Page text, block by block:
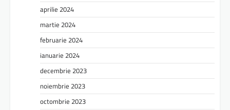
aprilie 2024
martie 2024
februarie 2024
ianuarie 2024
decembrie 2023
noiembrie 2023
octombrie 2023